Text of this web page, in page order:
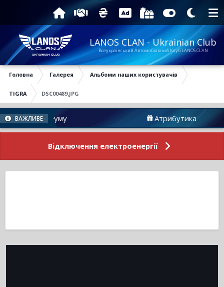
LANOS CLAN - Ukrainian Club
Всеукраїнський Автомобільний Клуб LANOS CLAN
Головна Галерея Альбоми наших користувачів
TIGRA DSC00489.JPG
ВАЖЛИВЕ
Форуму Атрибутика
Відключення електроенергії